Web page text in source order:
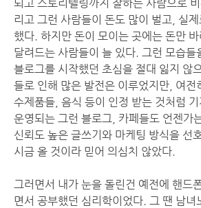
되고 스토리텔링까지 잘하는 사람으로
리고 그런 사람들이 돈도 많이 벌고, 실
했다. 하지만 돈이 모이는 곳에는 돈만
달려드는 사람들이 늘 있다. 그런 모습들
블로그를 시작했던 초심을 절대 잃지 않
들로 인해 많은 발전은 이루었지만, 여전
수제품들, 음식 등이 인정 받는 것처럼
운영되는 그런 블로그, 카페들도 언젠가
신뢰도 높은 글쓰기와 마케팅 방식을 선
시금 올 것이라 믿어 의심치 않았다.
그러면서 내가 눈을 돌린건 예전에 핸드
면서 공부했던 심리학이었다. 그 땐 남녀